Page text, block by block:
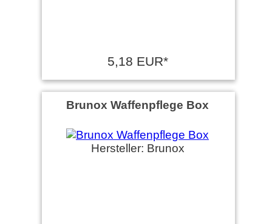
5,18 EUR*
Brunox Waffenpflege Box
Hersteller: Brunox